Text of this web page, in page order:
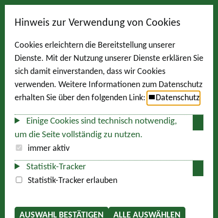
Hinweis zur Verwendung von Cookies
Cookies erleichtern die Bereitstellung unserer
Dienste. Mit der Nutzung unserer Dienste erklären Sie
sich damit einverstanden, dass wir Cookies
verwenden. Weitere Informationen zum Datenschutz
erhalten Sie über den folgenden Link:
Datenschutz
Einige Cookies sind technisch notwendig,
um die Seite vollständig zu nutzen.
immer aktiv
Statistik-Tracker
Statistik-Tracker erlauben
AUSWAHL BESTÄTIGEN ALLE AUSWÄHLEN